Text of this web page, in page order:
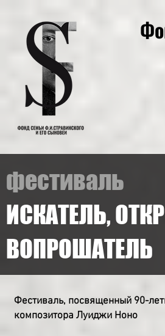
фестиваль
ИСКАТЕЛЬ,
ВОПРОШАТЕЛЬ
Фестиваль, посвященный 90-
композитора Луиджи Ноно